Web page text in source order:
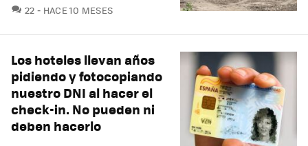
22 COMENTARIOS
HACE 10 MESES
Los hoteles llevan años
pidiendo y fotocopiando
nuestro DNI al hacer el
check-in. No pueden ni
deben hacerlo